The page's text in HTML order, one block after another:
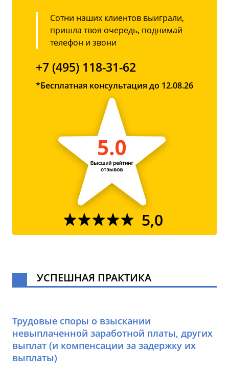
Сотни наших клиентов выиграли,
пришла твоя очередь, поднимай
телефон и звони
+7 (495) 118-31-62
*Бесплатная консультация до 12.08.26
5,0
УСПЕШНАЯ ПРАКТИКА
Трудовые споры о взыскании
невыплаченной заработной платы, других
выплат (и компенсации за задержку их
выплаты)